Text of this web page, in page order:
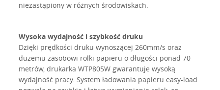
niezastąpiony w różnych środowiskach.
Wysoka wydajność i szybkość druku
Dzięki prędkości druku wynoszącej 260mm/s oraz
dużemu zasobowi rolki papieru o długości ponad 70
metrów, drukarka WTP805W gwarantuje wysoką
wydajność pracy. System ładowania papieru easy-load